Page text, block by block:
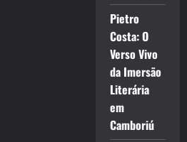
Pietro
Costa: O
Verso Vivo
da Imersão
Literária
em
Camboriú